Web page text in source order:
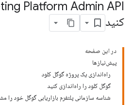
کنید
در این صفحه
پیش‌نیازها
راه‌اندازی یک پروژه گوگل کلود
گوگل کلود را راه‌اندازی کنید
شناسه سازمانی پلتفرم بازاریابی گوگل خود را